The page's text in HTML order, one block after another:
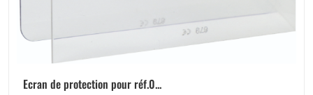
Ecran de protection pour réf.0...